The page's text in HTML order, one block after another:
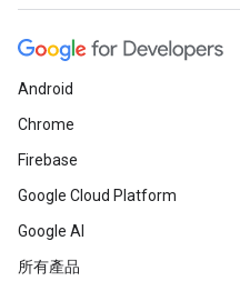
Android
Chrome
Firebase
Google Cloud Platform
Google AI
所有產品